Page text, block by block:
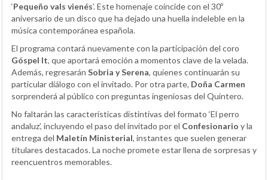
‘Pequeño vals vienés’. Este homenaje coincide con el 30º
aniversario de un disco que ha dejado una huella indeleble en la
música contemporánea española.
El programa contará nuevamente con la participación del coro
Góspel It, que aportará emoción a momentos clave de la velada.
Además, regresarán Sobria y Serena, quienes continuarán su
particular diálogo con el invitado. Por otra parte, Doña Carmen
sorprenderá al público con preguntas ingeniosas del Quintero.
No faltarán las características distintivas del formato ‘El perro
andaluz’, incluyendo el paso del invitado por el Confesionario y la
entrega del Maletín Ministerial, instantes que suelen generar
titulares destacados. La noche promete estar llena de sorpresas y
reencuentros memorables.